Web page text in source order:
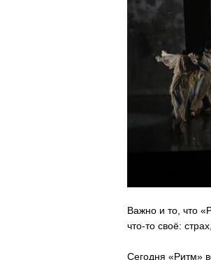
Важно и то, что
что-то своё:
Сегодня «Ритм»